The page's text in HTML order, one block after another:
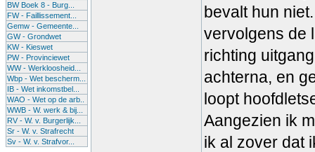
BW Boek 8 - Burg...
FW - Faillissement...
Gemw - Gemeente...
GW - Grondwet
KW - Kieswet
PW - Provinciewet
WW - Werkloosheid...
Wbp - Wet bescherm...
IB - Wet inkomstbel...
WAO - Wet op de arb..
WWB - W. werk & bij...
RV - W. v. Burgerlijk...
Sr - W. v. Strafrecht
Sv - W. v. Strafvor...
bevalt hun
vervolgens de
richting
achterna, en
loopt
Aangezien ik
ik al zover dat